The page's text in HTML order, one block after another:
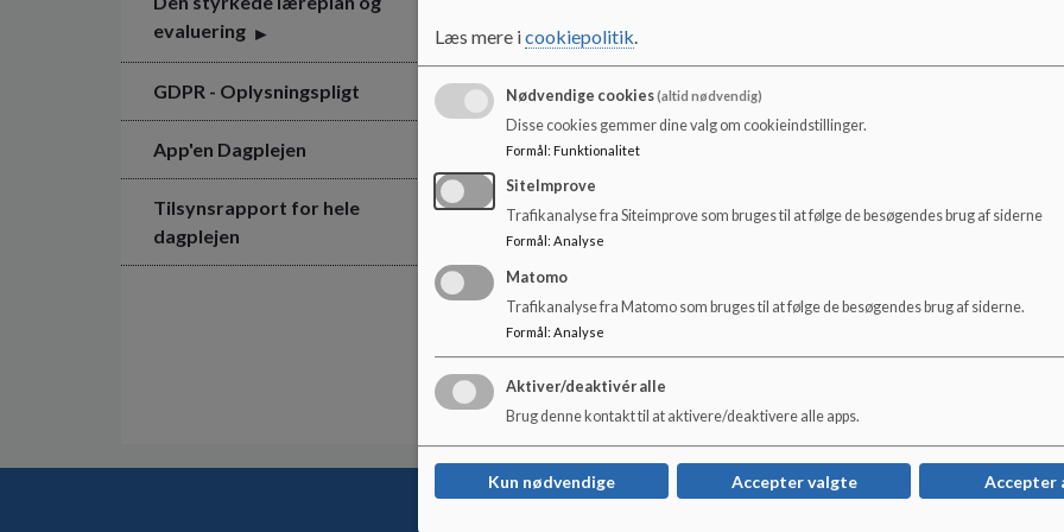
evaluering
GDPR - Oplysningspligt
App'en Dagplejen
Tilsynsrapport for hele
dagplejen
Der er 6 dagplejere tilknyttet den kommunale
meget af naturen og bruger den til leg og læring.
Dagplejens åbningstid ligger fortrinsvis mandag til
Dagplejernes arbejde består i at give børnene nogle
Dagplejen arbejder i det daglige med pædagogiske
Dagplejen og børnehaven arbejder ud fra samme
Læs mere icookiepolitik.
Nødvendige cookies(altid nødvendig)
Disse cookies gemmer dine valg om cookieindstillinger.
Formål: Funktionalitet
SiteImprove
Trafikanalyse fra Siteimprove som bruges til at følge de besøgendes brug af siderne
Formål : Analyse
Matomo
Trafikanalyse fra Matomo som bruges til at følge de besøgendes brug af siderne.
Formål : Analyse
Aktiver/deaktivér alle
Brug denne kontakt til at aktivere/deaktivere alle apps.
Kun nødvendige Accepter valgte Accepter